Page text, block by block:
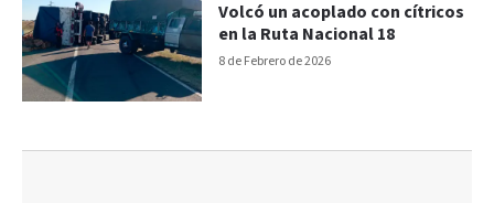
8 de Febrero de 2026
Volcó un acoplado con cítricos
en la Ruta Nacional 18